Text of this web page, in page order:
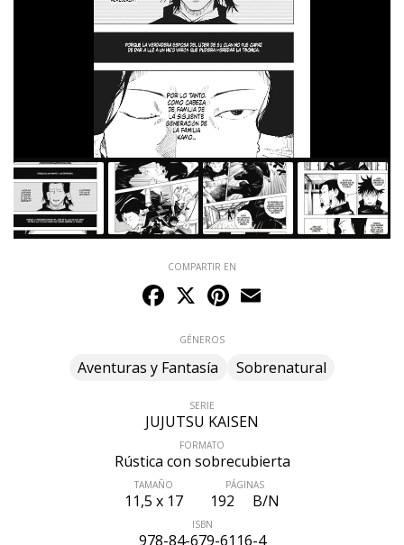
COMPARTIR EN
Facebook
X Pinterest
GÉNEROS
Aventuras y Fantasía Sobrenatural
SERIE
JUJUTSU KAISEN
FORMATO
Rústica con sobrecubierta
TAMAÑO
11,5 x 17
PÁGINAS
192 B/N
ISBN
978-84-679-6116-4